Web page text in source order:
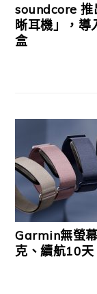
soundcore
晰耳機」，導
盒
Garmin無螢
克、續航10